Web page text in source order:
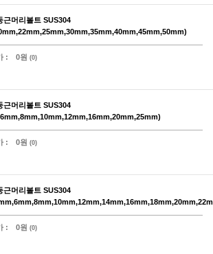
근머리볼트 SUS304
: 0원 (0)
근머리볼트 SUS304
: 0원 (0)
근머리볼트 SUS304
: 0원 (0)